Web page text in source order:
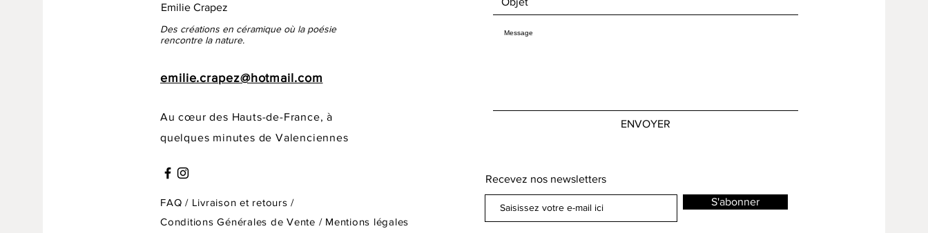
Emilie Crapez
Des créations en céramique où la poésie
rencontre la nature.
emilie.crapez@hotmail.com
Au cœur des Hauts-de-France, à
quelques minutes de Valenciennes
ENVOYER
FAQ / Livraison et retours /
Conditions Générales de Vente / Mentions légales
Recevez nos newsletters
S'abonner